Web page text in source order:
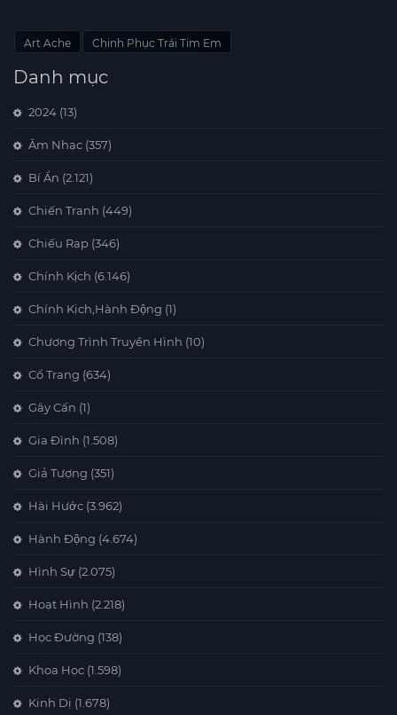
Art Ache Chinh Phục Trái Tim Em
Danh mục
2024 (13)
Âm Nhạc (357)
Bí Ẩn (2.121)
Chiến Tranh (449)
Chiếu Rạp (346)
Chính Kịch (6.146)
Chính Kịch,Hành Động (1)
Chương Trình Truyền Hình (10)
Cổ Trang (634)
Gây Cấn (1)
Gia Đình (1.508)
Giả Tượng (351)
Hài Hước (3.962)
Hành Động (4.674)
Hình Sự (2.075)
Hoạt Hình (2.218)
Học Đường (138)
Khoa Học (1.598)
Kinh Dị (1.678)